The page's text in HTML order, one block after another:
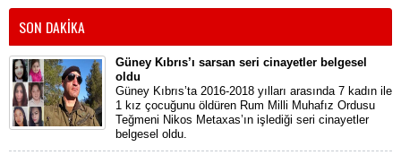
SON DAKİKA
Güney Kıbrıs’ı sarsan seri cinayetler belgesel
oldu
Güney Kıbrıs’ta 2016-2018 yılları arasında 7 kadın ile
1 kız çocuğunu öldüren Rum Milli Muhafız Ordusu
Teğmeni Nikos Metaxas’ın işlediği seri cinayetler
belgesel oldu.